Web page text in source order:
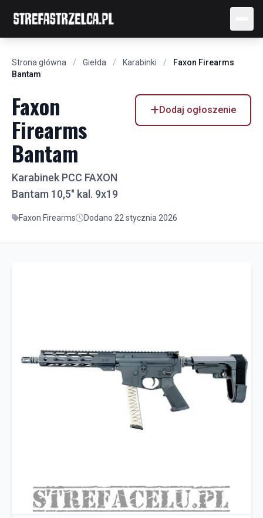
Strona główna / Giełda / Karabinki /
Faxon Firearms
Bantam
Faxon
Firearms
Bantam
Karabinek PCC FAXON
Bantam 10,5" kal. 9x19
Dodaj ogłoszenie
Faxon Firearms Dodano 22 stycznia 2026